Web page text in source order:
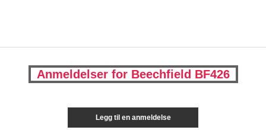
Anmeldelser for Beechfield BF426
Legg til en anmeldelse